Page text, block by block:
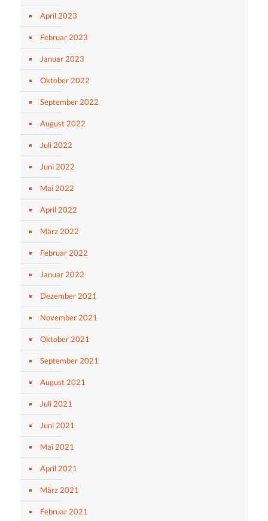
April 2023
Februar 2023
Januar 2023
Oktober 2022
September 2022
August 2022
Juli 2022
Juni 2022
Mai 2022
April 2022
März 2022
Februar 2022
Januar 2022
Dezember 2021
November 2021
Oktober 2021
September 2021
August 2021
Juli 2021
Juni 2021
Mai 2021
April 2021
März 2021
Februar 2021